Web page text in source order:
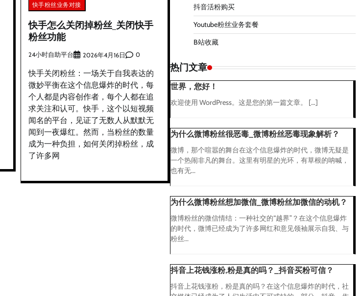
快手粉丝业务对接
快手怎么关闭掉粉丝_关闭快手
粉丝功能
24小时自助平台 2026年4月16日 0
快手关闭粉丝：一场关于自我表达的
微妙平衡在这个信息爆炸的时代，每
个人都是内容创作者，每个人都在追
求关注和认可。快手，这个以短视频
闻名的平台，见证了无数人从默默无
闻到一夜爆红。然而，当粉丝的数量
成为一种负担，如何关闭掉粉丝，成
了许多网
抖音活粉购买
Youtube粉丝业务套餐
B站收藏
热门文章
世界，您好！
欢迎使用 WordPress。这是您的第一篇文章。 […]
为什么微博粉丝很恶毒_微博粉丝恶毒现象解析？
微博，那个喧嚣的舞台在这个信息爆炸的时代，微博无疑是
一个热闹非凡的舞台。这里有明星的光环，有草根的呐喊，
也有无...
为什么微博粉丝想加微信_微博粉丝加微信的动机？
微博粉丝的微信情结：一种社交的“越界”？在这个信息爆炸
的时代，微博已经成为了许多网红和意见领袖展示自我、与
粉丝...
抖音上花钱涨粉,粉是真的吗？_抖音买粉可信？
抖音上花钱涨粉，粉是真的吗？在这个信息爆炸的时代，社